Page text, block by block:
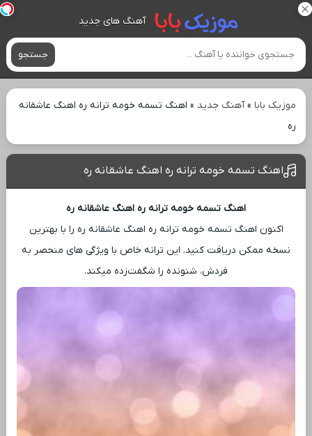
آهنگ های جدید
جستجو
موزیک بابا»آهنگ جدید » اهنگ تسمه خومه ترانه ره اهنگ عاشقانه
ره
اهنگ تسمه خومه ترانه ره اهنگ عاشقانه ره
اهنگ تسمه خومه ترانه ره اهنگ عاشقانه ره
اکنون اهنگ تسمه خومه ترانه ره اهنگ عاشقانه ره را با بهترین
نسخه ممکن دریافت کنید. این ترانه خاص با ویژگی ‌های منحصر به
فردش، شنونده را شگفت‌زده میکند.